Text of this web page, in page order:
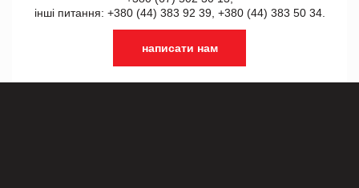
інші питання: +380 (44) 383 92 39, +380 (44) 383 50 34.
написати нам